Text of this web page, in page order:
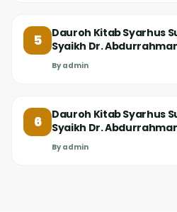
5
Dauroh Kitab Syarhus
Syaikh Dr.
#13 Urgensi Diskursus
Pemerintah
By admin
6
Dauroh Kitab Syarhus
Syaikh Dr.
#6 Hakikat Iman dalam
By admin